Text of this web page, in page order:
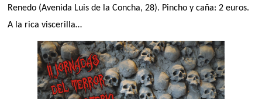
Renedo (Avenida Luis de la Concha, 28). Pincho y caña: 2 euros.
A la rica viscerilla…